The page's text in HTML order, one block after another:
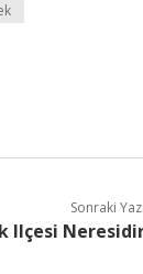
Sonraki
Ilçesi